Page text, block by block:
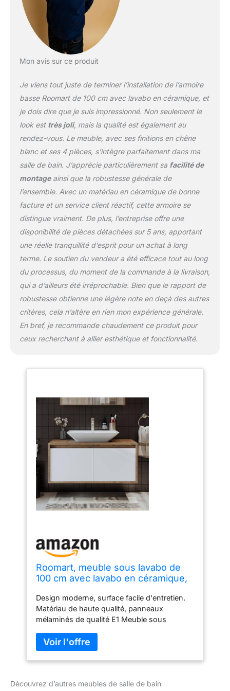
https://www.youtube.com/watch?
v=MrwnMUnTGCg&list=PL9-
1yivQP07suJzep4j1LZgZtUGSkBNS0&index=
2
Mon avis sur ce produit
Je viens tout juste de terminer l’installation de l’armoire
basse Roomart de 100 cm avec lavabo en céramique, et
je dois dire que je suis impressionné. Non seulement le
look est très joli, mais la qualité est également au
rendez-vous. Le meuble, avec ses finitions en chêne
blanc et ses 4 pièces, s’intègre parfaitement dans ma
salle de bain. J’apprécie particulièrement sa facilité de
montageainsi que la robustesse générale de
l’ensemble. Avec un matériau en céramique de bonne
facture et un service client réactif, cette armoire se
distingue vraiment. De plus, l’entreprise offre une
disponibilité de pièces détachées sur 5 ans, apportant
une réelle tranquillité d’esprit pour un achat à long
terme. Le soutien du vendeur a été efficace tout au long
du processus, du moment de la commande à la livraison,
qui a d’ailleurs été irréprochable. Bien que le rapport de
robustesse obtienne une légère note en deçà des autres
critères, cela n’altère en rien mon expérience générale.
En bref, je recommande chaudement ce produit pour
ceux recherchant à allier esthétique et fonctionnalité.
Roomart, meuble sous lavabo de
100 cm avec lavabo en céramique,
bain, Atlantic, ensemble de 4
pièces pour salle de bain, lavabo en
céramique, armoire à miroir,
armoire
Design moderne, surface facile d'entretien.
Matériau de haute qualité, panneaux
mélaminés de qualité E1 Meuble sous
dimensions : 45 x 100 x 45 cm Armoire
haute suspendue, 2 portes à fermeture
amortie, 3 étagères, 4 compartiments,
x 35 x 30 cm Armoire à miroir, 2 portes à
Découvrez d’autres meubles de salle de bain